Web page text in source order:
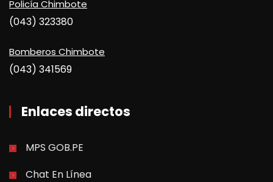
Policía Chimbote
(043) 323380
Bomberos Chimbote
(043) 341569
Enlaces directos
MPS GOB.PE
Chat En Línea